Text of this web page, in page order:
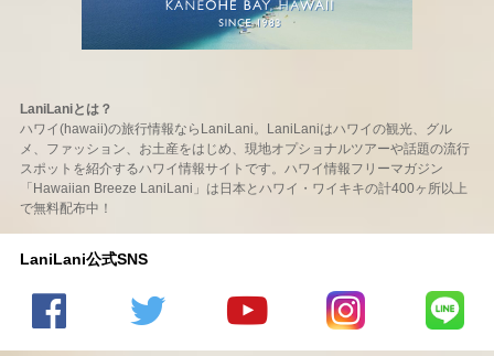
LaniLaniとは？
ハワイ(hawaii)の旅行情報ならLaniLani。LaniLaniはハワイの観光、グル
メ、ファッション、お土産をはじめ、現地オプショナルツアーや話題の流行
スポットを紹介するハワイ情報サイトです。ハワイ情報フリーマガジン
「Hawaiian Breeze LaniLani」は日本とハワイ・ワイキキの計400ヶ所以上
で無料配布中！
LaniLani公式SNS
LaniLani LaniLani